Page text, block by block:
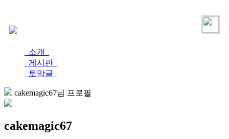
소개
게시판
토막글
cakemagic67님 프로필
cakemagic67